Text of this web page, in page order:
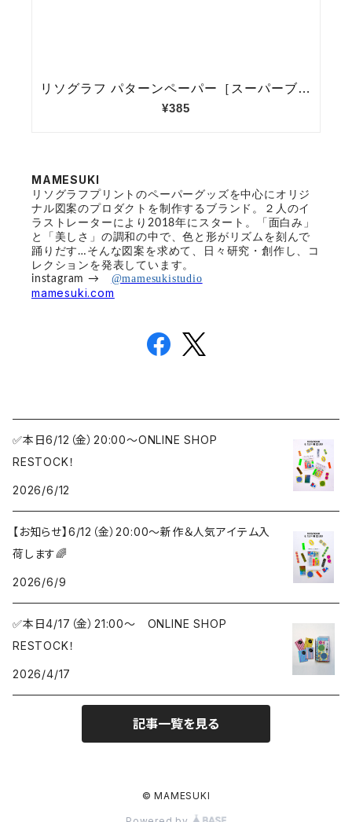
MAMESUKI
リソグラフプリントのペーパーグッズを中心にオリジ
ナル図案のプロダクトを制作するブランド。２人のイ
ラストレーターにより2018年にスタート。「面白み」
と「美しさ」の調和の中で、色と形がリズムを刻んで
踊りだす…そんな図案を求めて、日々研究・創作し、コ
レクションを発表しています。
instagram →
@mamesukistudio
mamesuki.com
✅本日6/12（金）20:00〜ONLINE SHOP
RESTOCK！
2026/6/12
【お知らせ】6/12（金）20:00〜新作＆人気アイテム入
荷します🌈
2026/6/9
✅本日4/17（金）21:00〜 ONLINE SHOP
RESTOCK！
2026/4/17
記事一覧を見る
© MAMESUKI